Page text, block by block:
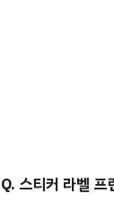
Q. 스티커 라벨 프